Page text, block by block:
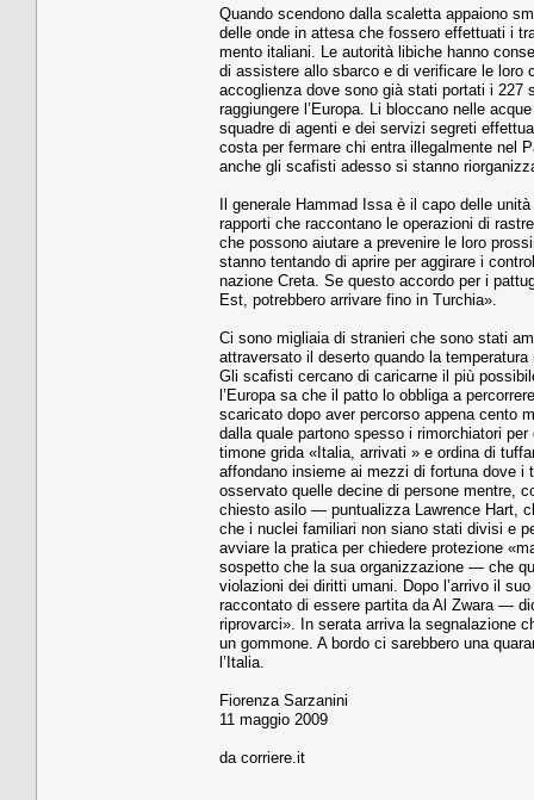
Quando scendono dalla sca­letta appaiono
delle onde in at­tesa che fossero effettuati i
mento italiani. Le autorità libi­che hanno
di assistere allo sbarco e di verificare le loro
accoglienza dove sono già stati portati i 227
raggiungere l’Europa. Li bloc­cano nelle
squadre di agen­ti e dei servizi segreti
costa per fermare chi entra illegal­mente nel
anche gli scafisti adesso si stanno
Il generale Hammad Issa è il capo delle
rapporti che raccontano le operazioni di
che possono aiutare a prevenire le loro
stan­no tentando di aprire per aggi­rare i
nazione Creta. Se questo accor­do per i
Est, potrebbero arrivare fino in Turchia».
Ci sono migliaia di stranieri che sono stati
attraversato il deserto quando la
Gli scafisti cercano di ca­ricarne il più
l’Europa sa che il patto lo obbliga a
scaricato dopo aver percorso appena cento
dalla quale partono spesso i ri­morchiatori
timone grida «Italia, ar­rivati » e ordina di
affondano insie­me ai mezzi di fortuna dove i
os­servato quelle decine di perso­ne mentre,
chiesto asilo — puntualizza Lawrence Hart,
che i nuclei fami­liari non siano stati divisi e
avviare la pratica per chiedere protezio­ne
sospetto che la sua orga­nizzazione — che
violazioni dei dirit­ti umani. Dopo l’arrivo il
rac­contato di essere partita da Al Zwara —
riprovarci». In serata arriva la segnalazione
un gommo­ne. A bordo ci sarebbero una
l’Italia.
Fiorenza Sarzanini
11 maggio 2009
da corriere.it